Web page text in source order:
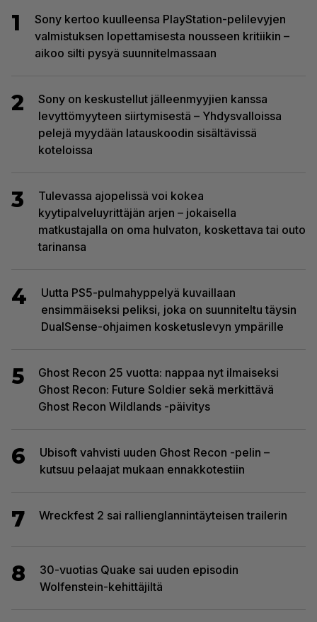
1
Sony kertoo kuulleensa PlayStation-pelilevyjen
valmistuksen lopettamisesta nousseen kritiikin –
aikoo silti pysyä suunnitelmassaan
2
Sony on keskustellut jälleenmyyjien kanssa
levyttömyyteen siirtymisestä – Yhdysvalloissa
pelejä myydään latauskoodin sisältävissä
koteloissa
3
Tulevassa ajopelissä voi kokea
kyytipalveluyrittäjän arjen – jokaisella
matkustajalla on oma hulvaton, koskettava tai outo
tarinansa
4
Uutta PS5-pulmahyppelyä kuvaillaan
ensimmäiseksi peliksi, joka on suunniteltu täysin
DualSense-ohjaimen kosketuslevyn ympärille
5
Ghost Recon 25 vuotta: nappaa nyt ilmaiseksi
Ghost Recon: Future Soldier sekä merkittävä
Ghost Recon Wildlands -päivitys
6
Ubisoft vahvisti uuden Ghost Recon -pelin –
kutsuu pelaajat mukaan ennakkotestiin
7 Wreckfest 2 sai rallienglannintäyteisen trailerin
8
30-vuotias Quake sai uuden episodin
Wolfenstein-kehittäjiltä